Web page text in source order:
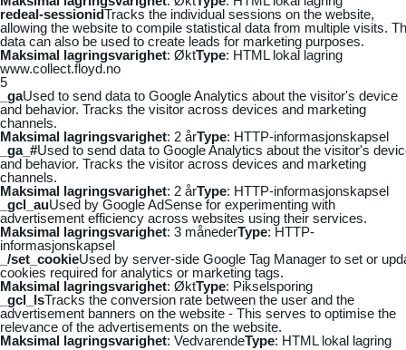
redeal-sessionidTracks the individual sessions on the website,
allowing the website to compile statistical data from multiple visits.
data can also be used to create leads for marketing purposes.
Maksimal lagringsvarighet: ØktType: HTML lokal lagring
www.collect.floyd.no
5
_gaUsed to send data to Google Analytics about the visitor's device
and behavior. Tracks the visitor across devices and marketing
channels.
Maksimal lagringsvarighet: 2 årType: HTTP-informasjonskapsel
_ga_#Used to send data to Google Analytics about the visitor's
and behavior. Tracks the visitor across devices and marketing
channels.
Maksimal lagringsvarighet: 2 årType: HTTP-informasjonskapsel
_gcl_auUsed by Google AdSense for experimenting with
advertisement efficiency across websites using their services.
Maksimal lagringsvarighet: 3 månederType: HTTP-
informasjonskapsel
_/set_cookieUsed by server-side Google Tag Manager to set or
cookies required for analytics or marketing tags.
Maksimal lagringsvarighet: ØktType: Pikselsporing
_gcl_lsTracks the conversion rate between the user and the
advertisement banners on the website - This serves to optimise the
relevance of the advertisements on the website.
Maksimal lagringsvarighet: VedvarendeType: HTML lokal lagring